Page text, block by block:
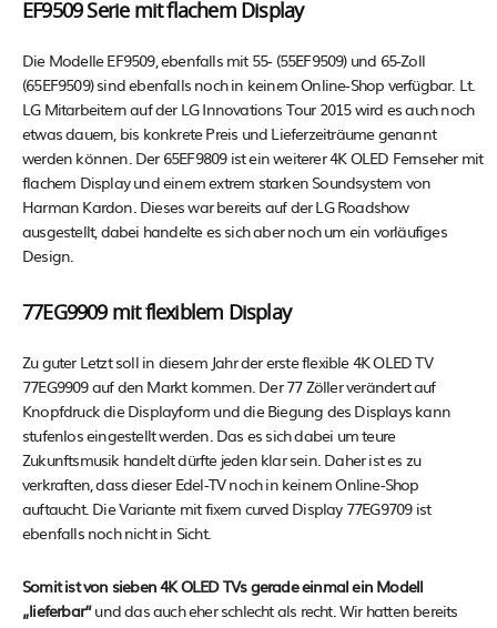
EF9509 Serie mit flachem Display
Die Modelle EF9509, ebenfalls mit 55- (55EF9509) und 65-Zoll
(65EF9509) sind ebenfalls noch in keinem Online-Shop verfügbar. Lt.
LG Mitarbeitern auf der LG Innovations Tour 2015 wird es auch noch
etwas dauern, bis konkrete Preis und Lieferzeiträume genannt
werden können. Der 65EF9809 ist ein weiterer 4K OLED Fernseher mit
flachem Display und einem extrem starken Soundsystem von
Harman Kardon. Dieses war bereits auf der LG Roadshow
ausgestellt, dabei handelte es sich aber noch um ein vorläufiges
Design.
77EG9909 mit flexiblem Display
Zu guter Letzt soll in diesem Jahr der erste flexible 4K OLED TV
77EG9909 auf den Markt kommen. Der 77 Zöller verändert auf
Knopfdruck die Displayform und die Biegung des Displays kann
stufenlos eingestellt werden. Das es sich dabei um teure
Zukunftsmusik handelt dürfte jeden klar sein. Daher ist es zu
verkraften, dass dieser Edel-TV noch in keinem Online-Shop
auftaucht. Die Variante mit fixem curved Display 77EG9709 ist
ebenfalls noch nicht in Sicht.
Somit ist von sieben 4K OLED TVs gerade einmal ein Modell
„lieferbar“und das auch eher schlecht als recht. Wir hatten bereits